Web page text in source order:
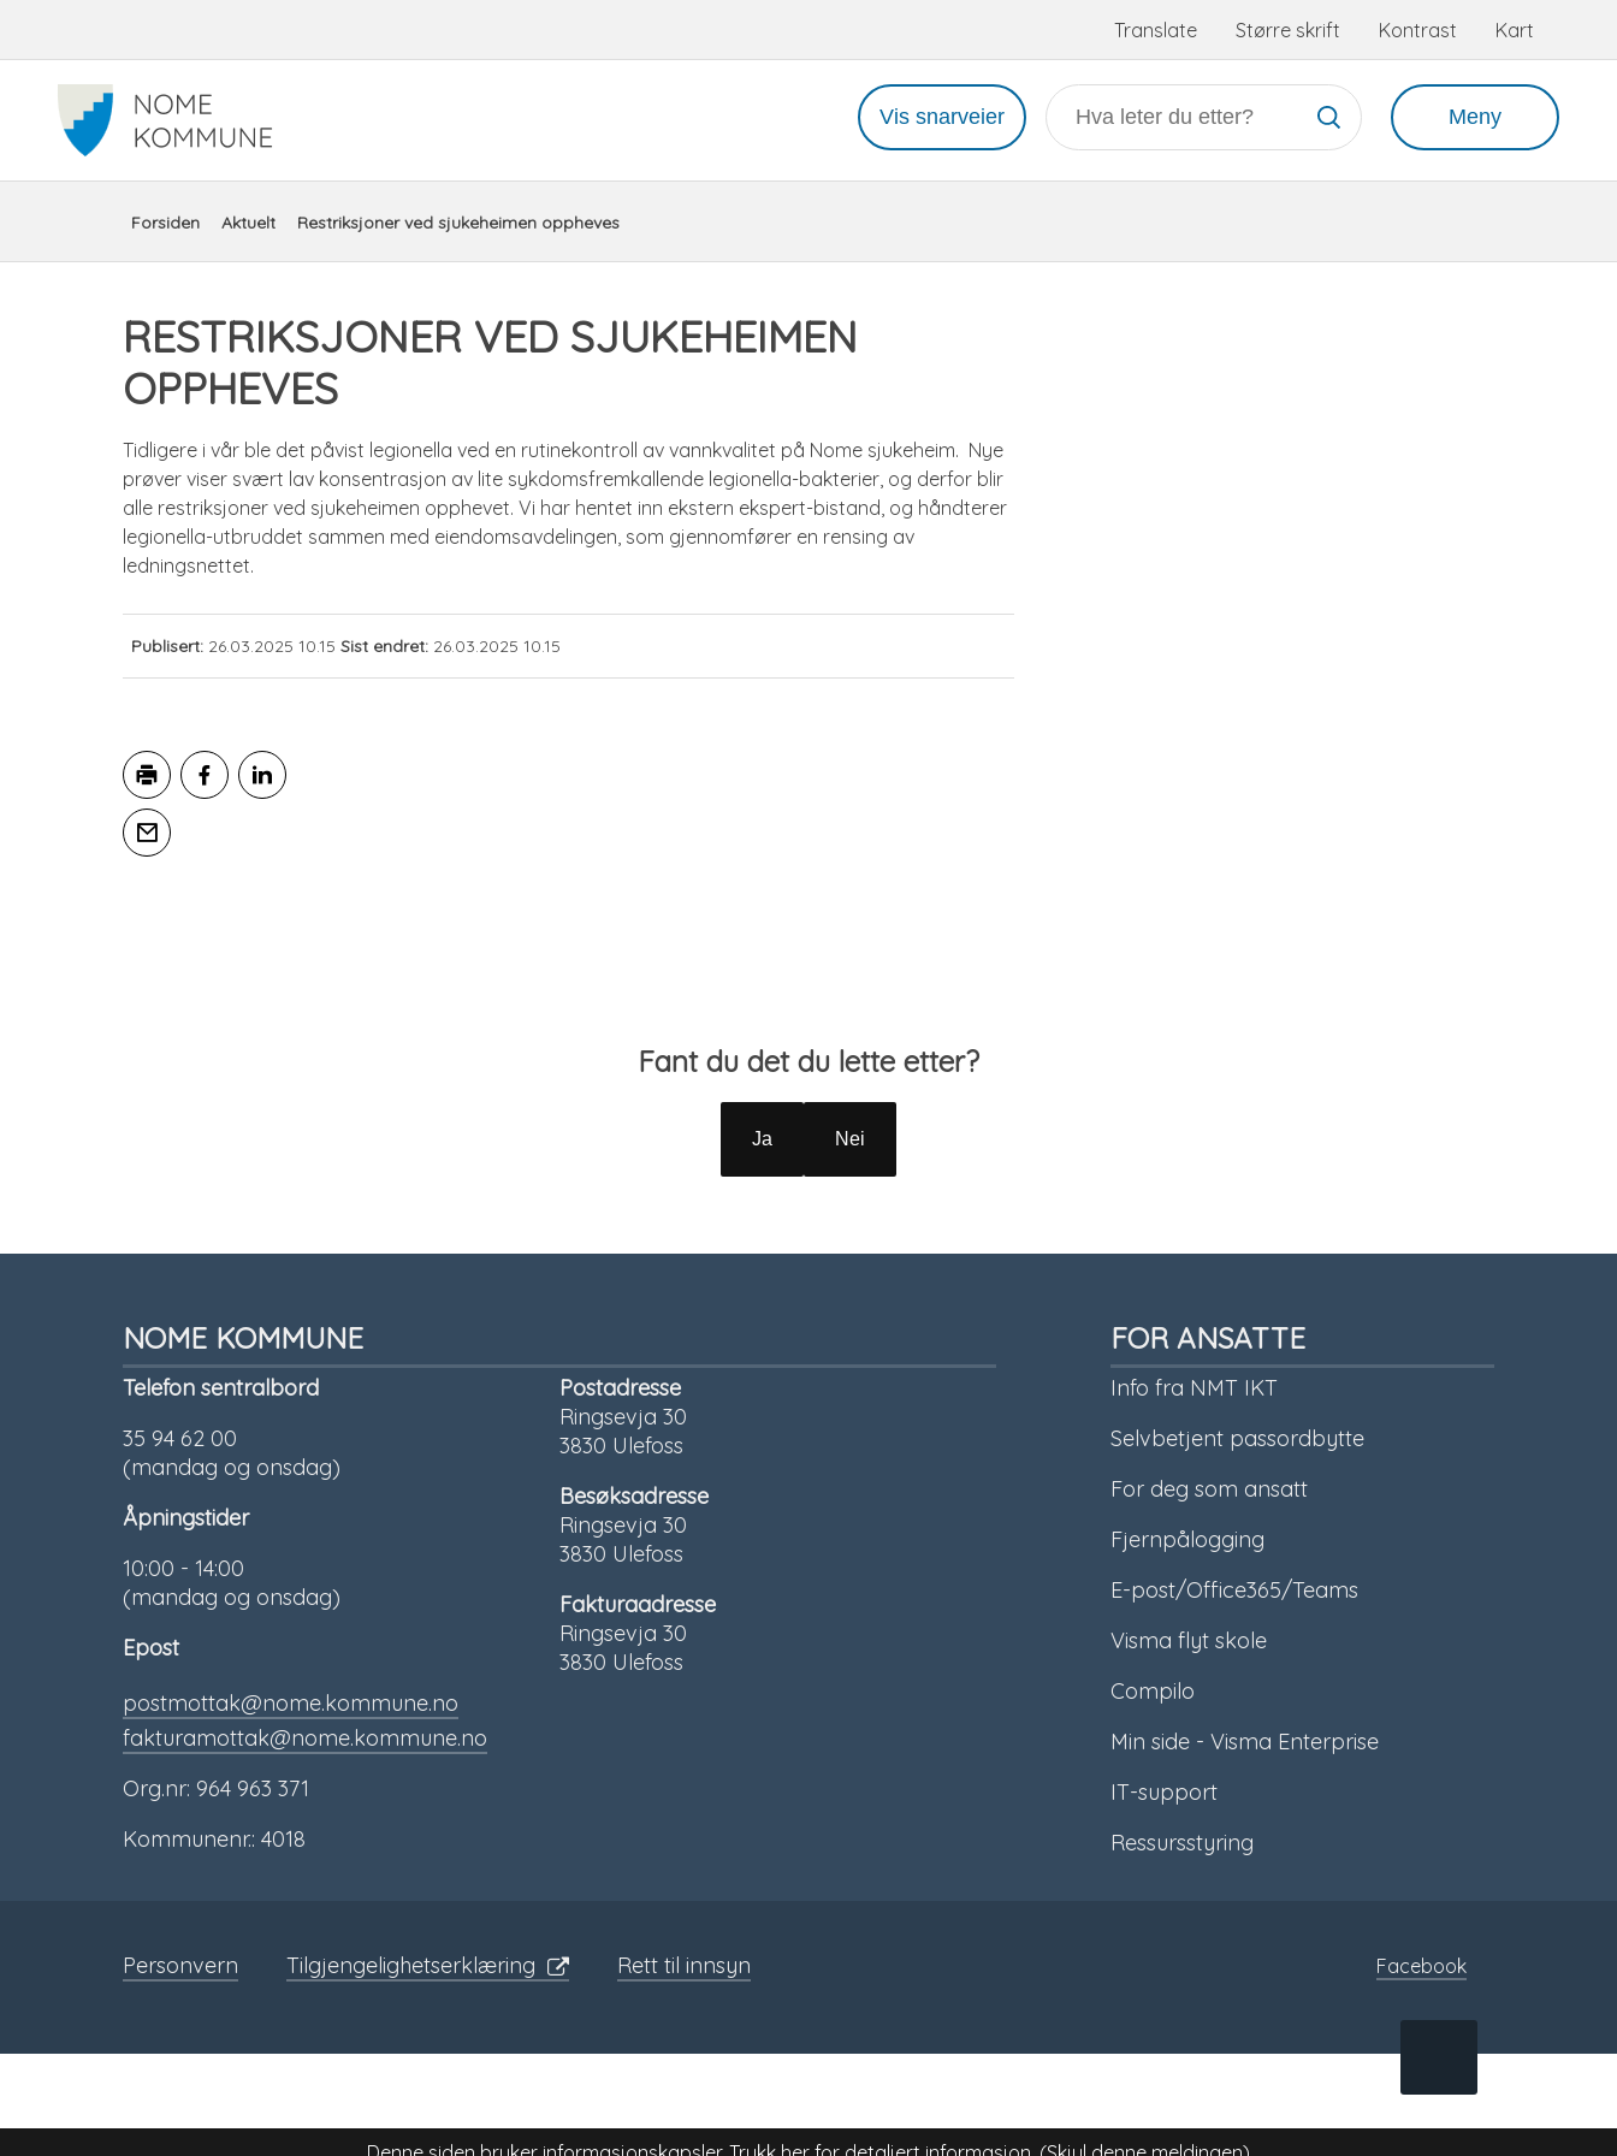
Tilgjengelighetsmeny
Translate Større skrift Kontrast Kart
Vis snarveier
Snarveimeny
Meny
Du
her:
Forsiden Aktuelt Restriksjoner ved sjukeheimen oppheves
RESTRIKSJONER VED SJUKEHEIMEN
OPPHEVES
Tidligere i vår ble det påvist legionella ved en rutinekontroll av vannkvalitet på Nome sjukeheim. Nye
prøver viser svært lav konsentrasjon av lite sykdomsfremkallende legionella-bakterier, og derfor blir
alle restriksjoner ved sjukeheimen opphevet. Vi har hentet inn ekstern ekspert-bistand, og håndterer
legionella-utbruddet sammen med eiendomsavdelingen, som gjennomfører en rensing av
ledningsnettet.
Publisert 26.03.2025 10.15 Sist endret 26.03.2025 10.15
Skriv ut
Fant du det du lette etter?
Ja Nei
NOME KOMMUNE
Telefon sentralbord
35 94 62 00
(mandag og onsdag)
Åpningstider
10:00 - 14:00
(mandag og onsdag)
Epost
postmottak@nome.kommune.no
fakturamottak@nome.kommune.no
Org.nr: 964 963 371
Kommunenr.: 4018
Postadresse
Ringsevja 30
3830 Ulefoss
Besøksadresse
Ringsevja 30
3830 Ulefoss
Fakturaadresse
Ringsevja 30
3830 Ulefoss
FOR ANSATTE
Info fra NMT IKT
Selvbetjent passordbytte
For deg som ansatt
Fjernpålogging
E-post/Office365/Teams
Visma flyt skole
Compilo
Min side - Visma Enterprise
IT-support
Ressursstyring
Personvern Tilgjengelighetserklæring Rett til innsyn Facebook
TIL
TOPPEN